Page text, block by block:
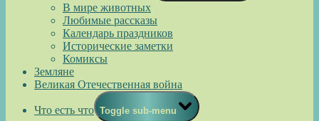
В мире животных
Любимые рассказы
Календарь праздников
Исторические заметки
Комиксы
Земляне
Великая Отечественная война
Что есть что Toggle sub-menu